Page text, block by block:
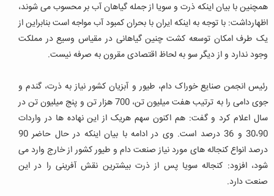
همچنین با بیان اینکه ذرت و سویا از جمله گیاهان آب بر محسوب می شوند،
اظهارداشت: با توجه به اینکه ایران با بحران کمبود آب مواجه است بنابراین از
یک طرف امکان توسعه کشت چنین گیاهانی در مقیاس وسیع در مملکت
وجود ندارد و از دیگر سو به لحاظ اقتصادی مقرون به صرفه نیست.
رئیس انجمن صنایع خوراک دام، طیور و آبزیان کشور نیاز به ذرت، گندم و
جوی دامی را به ترتیب هفت میلیون تن، 700 هزار تن و پنج میلیون تن در
سال اعلام کرد و گفت: هم اکنون سهم هریک از این نهاده ها در واردات
30،90 و 36 درصد است. وی در ادامه با بیان اینکه در حال حاضر 90
درصد انواع کنجاله های مورد نیاز صنعت دام و طیور کشور از خارج وارد می
شود، افزود: کنجاله سویا پس از ذرت بیشترین نقش آفرینی را در این
صنعت دارد.